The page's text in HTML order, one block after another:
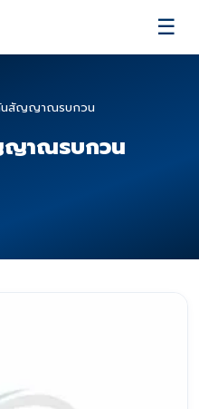
☰
นสัญญาณรบกวน
าณรบกวน